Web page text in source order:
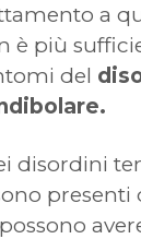
a
è più
del
disordini
presenti